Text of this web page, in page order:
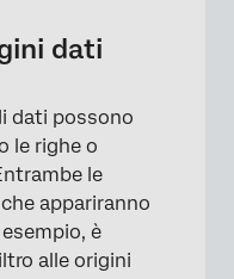
dati
dati possono
le righe o
le
appariranno
è
alle origini